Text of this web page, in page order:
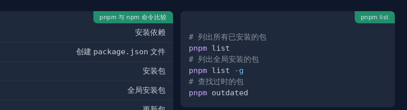
pnpm 与 npm 命令比较
安装依赖
创建 package.json 文件
安装包
全局安装包
pnpm list
# 列出所有已安装的包
pnpm
# 列出全局安装的包
pnpm list
-g
# 查找过时的包
pnpm